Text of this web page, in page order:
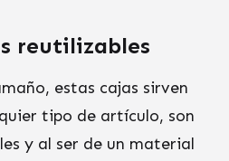
reutilizables
estas cajas sirven
tipo de artículo, son
y al ser de un material